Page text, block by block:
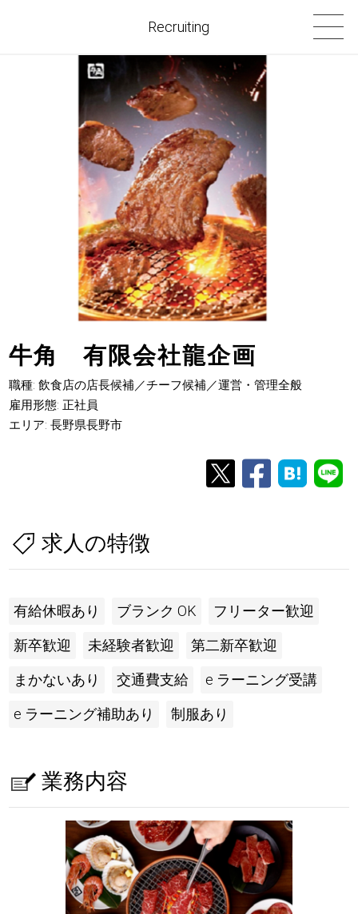
Recruiting
牛角 有限会社龍企画
職種: 飲食店の店長候補／チーフ候補／運営・管理全般
雇用形態: 正社員
エリア: 長野県長野市
求人の特徴
有給休暇あり ブランク OK フリーター歓迎
新卒歓迎 未経験者歓迎 第二新卒歓迎
まかないあり 交通費支給 e ラーニング受講
e ラーニング補助あり 制服あり
業務内容